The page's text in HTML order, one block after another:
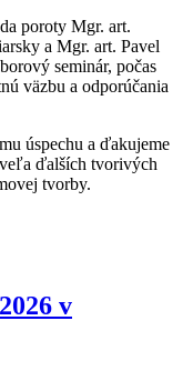
poroty Mgr. art.
a Mgr. art. Pavel
seminár, počas
väzbu a odporúčania
úspechu a ďakujeme
ďalších tvorivých
tvorby.
v